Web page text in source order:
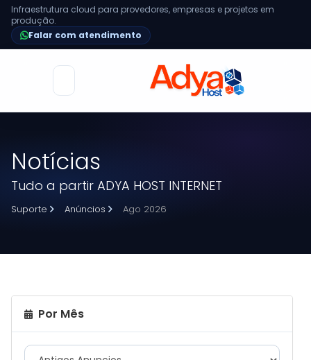
Infraestrutura cloud para provedores, empresas e projetos em
produção.
Falar com atendimento
Alternar
Notícias
Tudo a partir ADYA HOST INTERNET
Suporte Anúncios Ago 2026
Por Mês